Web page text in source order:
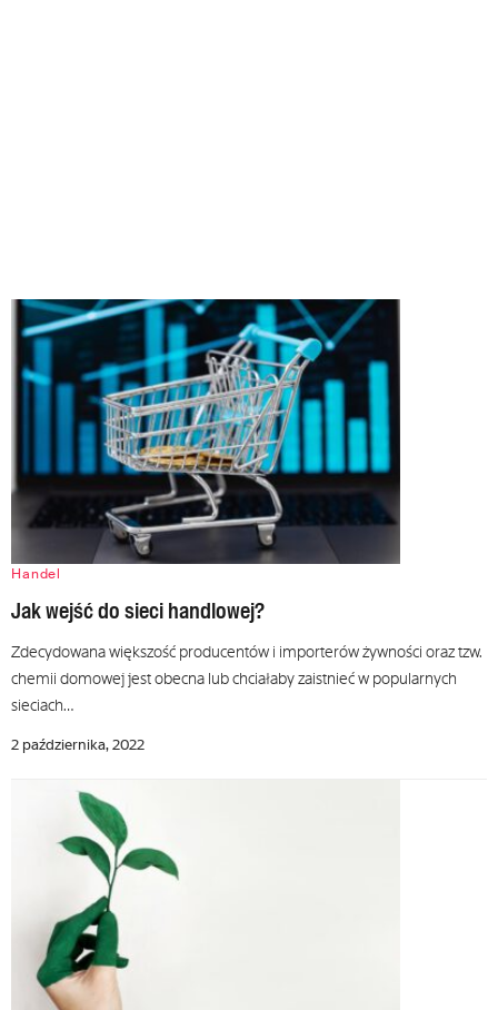
Handel
Jak wejść do sieci handlowej?
Zdecydowana większość producentów i importerów żywności oraz tzw.
chemii domowej jest obecna lub chciałaby zaistnieć w popularnych
sieciach…
2 października, 2022